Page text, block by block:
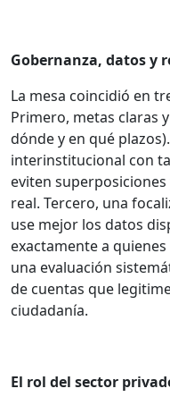
Gobernanza, datos y
La mesa coincidió en
Primero, metas claras
dónde y en qué
interinstitucional con
eviten
real. Tercero, una
use mejor los datos
exactamente a
una evaluación
de cuentas que
ciudadanía.
El rol del sector